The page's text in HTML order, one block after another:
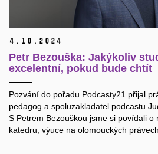
4. 10. 2024
Petr Bezouška: Jakýkoliv
excelentní, pokud bude chtít
Pozvání do pořadu Podcasty21 přijal
pedagog a spoluzakladatel podcastu
S Petrem Bezouškou jsme si povídali o
katedru, výuce na olomouckých